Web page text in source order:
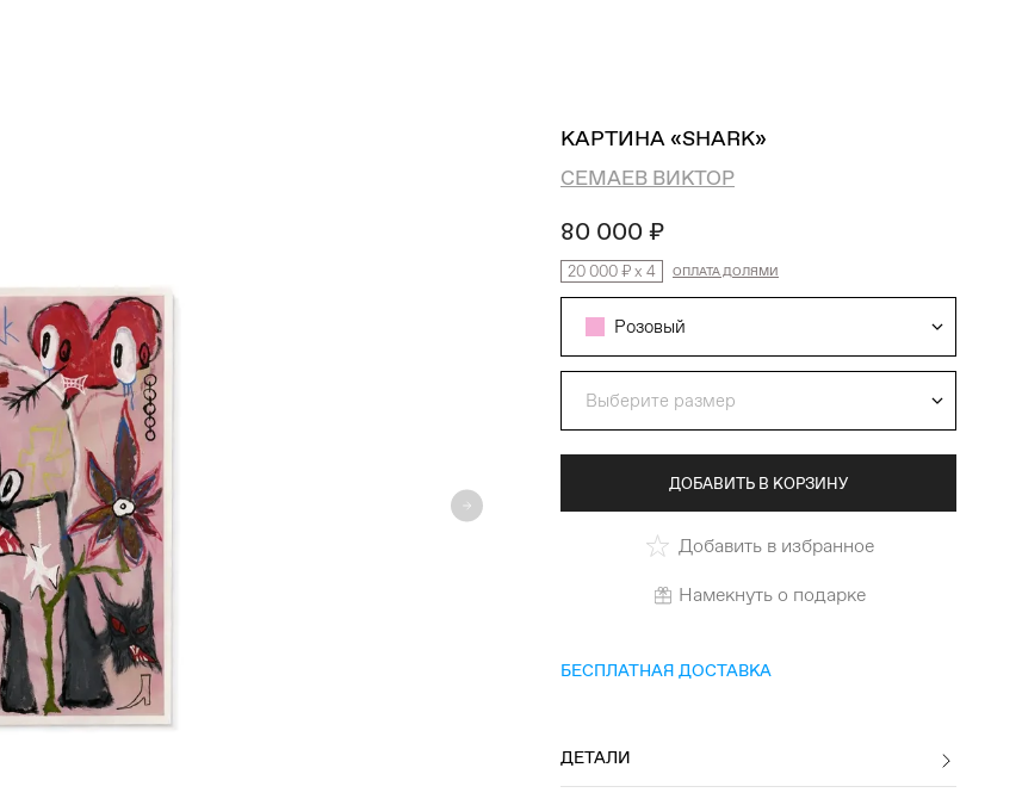
КАРТИНА «SHARK»
СЕМАЕВ ВИКТОР
80 000 ₽
20 000 ₽x 4 ОПЛАТА ДОЛЯМИ
Розовый
Выберите размер
ДОБАВИТЬ В КОРЗИНУ
Добавить в избранное
Намекнуть о подарке
БЕСПЛАТНАЯ ДОСТАВКА
ДЕТАЛИ